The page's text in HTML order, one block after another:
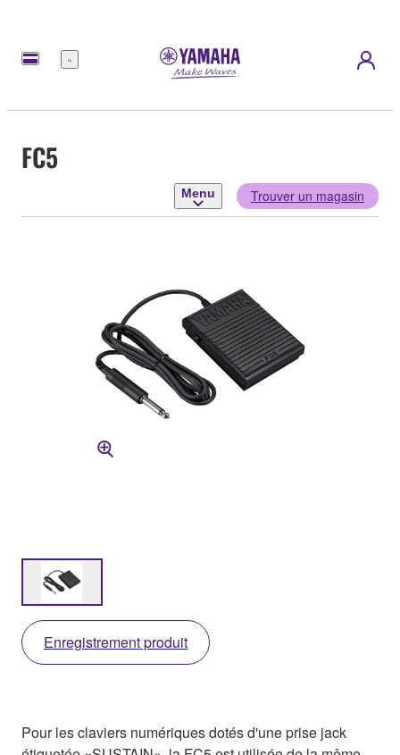
Menu
FC5
Menu Trouver un magasin
Enregistrement produit
Pour les claviers numériques dotés d'une prise jack